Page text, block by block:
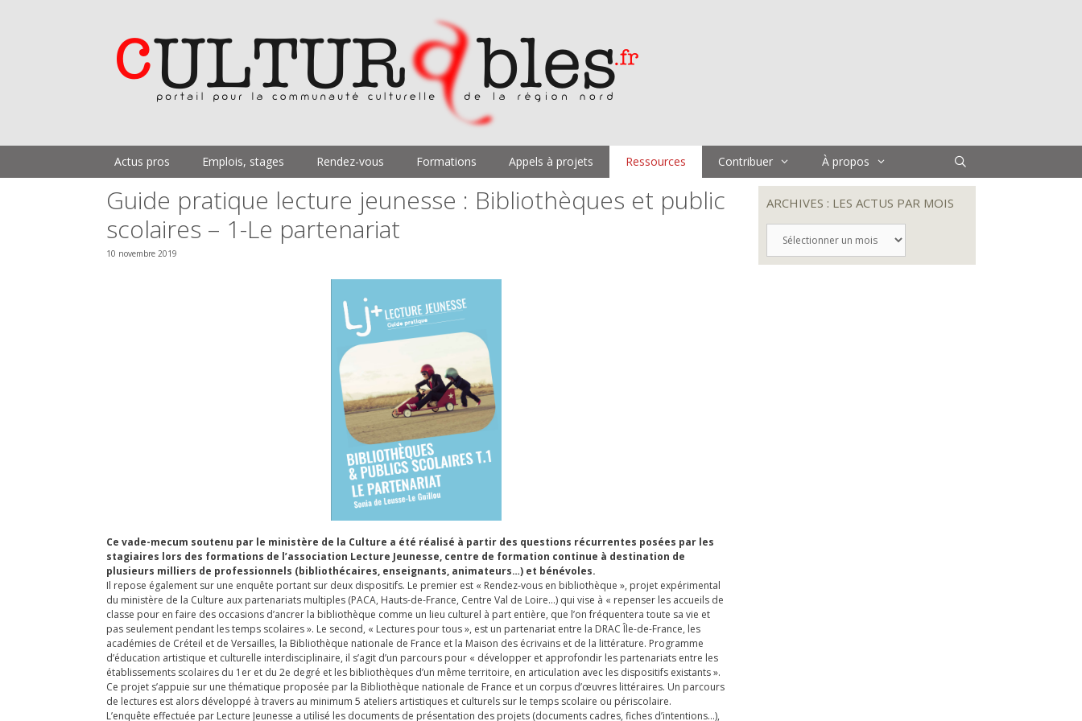
Actus pros Emplois, stages Rendez-vous Formations Appels à projets Ressources Contribuer À propos
Guide pratique lecture jeunesse : Bibliothèques et public
scolaires – 1-Le partenariat
10 novembre 2019
Ce vade-mecum soutenu par le ministère de la Culture a été réalisé à partir des questions récurrentes posées par les
stagiaires lors des formations de l’association Lecture Jeunesse, centre de formation continue à destination de
plusieurs milliers de professionnels (bibliothécaires, enseignants, animateurs…) et bénévoles.
Il repose également sur une enquête portant sur deux dispositifs. Le premier est « Rendez-vous en bibliothèque », projet expérimental
du ministère de la Culture aux partenariats multiples (PACA, Hauts-de-France, Centre Val de Loire…) qui vise à « repenser les accueils de
classe pour en faire des occasions d’ancrer la bibliothèque comme un lieu culturel à part entière, que l’on fréquentera toute sa vie et
pas seulement pendant les temps scolaires ». Le second, « Lectures pour tous », est un partenariat entre la DRAC Île-de-France, les
académies de Créteil et de Versailles, la Bibliothèque nationale de France et la Maison des écrivains et de la littérature. Programme
d’éducation artistique et culturelle interdisciplinaire, il s’agit d’un parcours pour « développer et approfondir les partenariats entre les
établissements scolaires du 1er et du 2e degré et les bibliothèques d’un même territoire, en articulation avec les dispositifs existants ».
Ce projet s’appuie sur une thématique proposée par la Bibliothèque nationale de France et un corpus d’œuvres littéraires. Un parcours
de lectures est alors développé à travers au minimum 5 ateliers artistiques et culturels sur le temps scolaire ou périscolaire.
L’enquête effectuée par Lecture Jeunesse a utilisé les documents de présentation des projets (documents cadres, fiches d’intentions…),
ARCHIVES : LES ACTUS PAR MOIS
LES